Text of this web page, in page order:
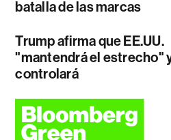
batalla de las marcas
Trump afirma que EE.UU.
"mantendrá el estrecho"
controlará